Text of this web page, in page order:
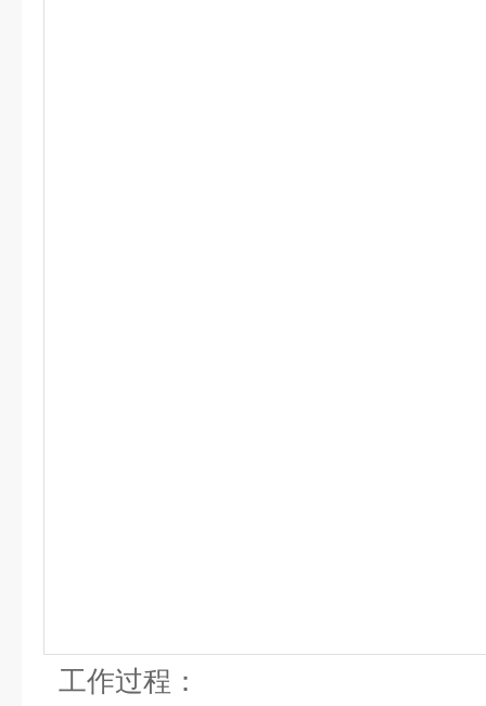
工作过程：